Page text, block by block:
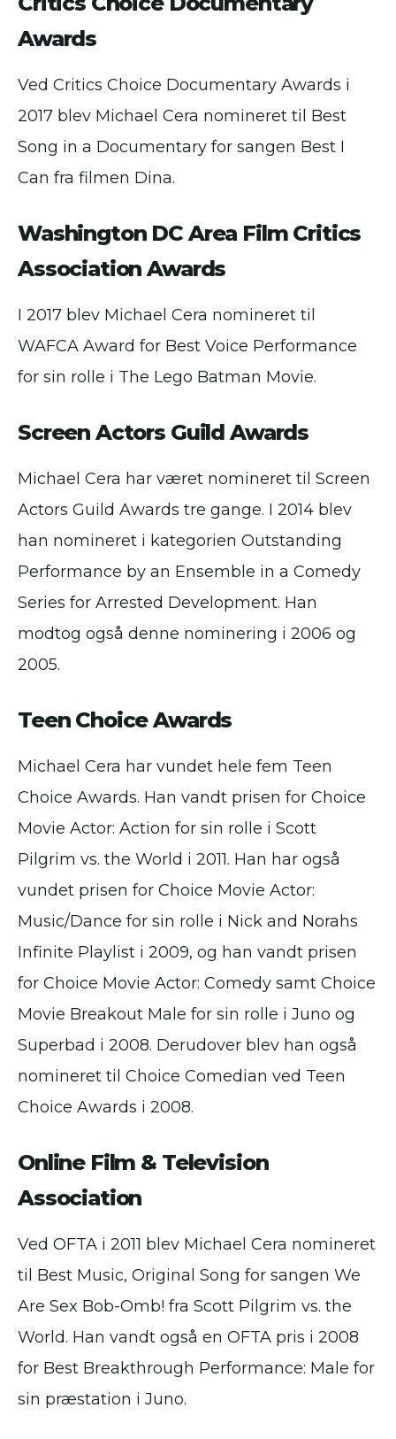
Awards
Ved Critics Choice Documentary Awards i
2017 blev Michael Cera nomineret til Best
Song in a Documentary for sangen Best I
Can fra filmen Dina.
Washington DC Area Film Critics
Association Awards
I 2017 blev Michael Cera nomineret til
WAFCA Award for Best Voice Performance
for sin rolle i The Lego Batman Movie.
Screen Actors Guild Awards
Michael Cera har været nomineret til Screen
Actors Guild Awards tre gange. I 2014 blev
han nomineret i kategorien Outstanding
Performance by an Ensemble in a Comedy
Series for Arrested Development. Han
modtog også denne nominering i 2006 og
2005.
Teen Choice Awards
Michael Cera har vundet hele fem Teen
Choice Awards. Han vandt prisen for Choice
Movie Actor: Action for sin rolle i Scott
Pilgrim vs. the World i 2011. Han har også
vundet prisen for Choice Movie Actor:
Music/Dance for sin rolle i Nick and Norahs
Infinite Playlist i 2009, og han vandt prisen
for Choice Movie Actor: Comedy samt Choice
Movie Breakout Male for sin rolle i Juno og
Superbad i 2008. Derudover blev han også
nomineret til Choice Comedian ved Teen
Choice Awards i 2008.
Online Film & Television
Association
Ved OFTA i 2011 blev Michael Cera nomineret
til Best Music, Original Song for sangen We
Are Sex Bob-Omb! fra Scott Pilgrim vs. the
World. Han vandt også en OFTA pris i 2008
for Best Breakthrough Performance: Male for
sin præstation i Juno.